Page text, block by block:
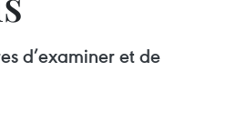
d’examiner et de